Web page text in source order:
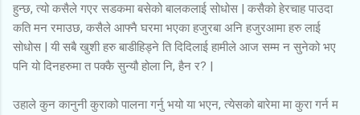
हुन्छ, त्यो कसैले गएर सडकमा बसेको बालकलाई सोधोस | कसैको हेरचाह पाउदा
कति मन रमाउछ, कसैले आफ्नै घरमा भएका हजुरबा अनि हजुरआमा हरु लाई
सोधोस | यी सबै खुशी हरु बाडीहिड्ने ति दिदिलाई हामीले आज सम्म न सुनेको भए
पनि यो दिनहरुमा त पक्कै सुन्यौ होला नि, हैन र? |
उहाले कुन कानुनी कुराको पालना गर्नु भयो या भएन, त्येसको बारेमा मा कुरा गर्न म